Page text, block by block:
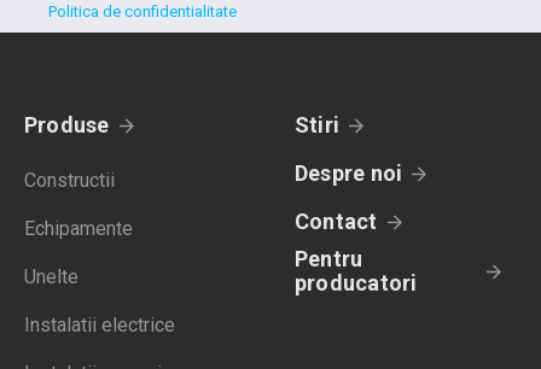
Politica de confidentialitate
Produse
Constructii
Echipamente
Unelte
Instalatii electrice
Stiri
Despre noi
Contact
Pentru
producatori